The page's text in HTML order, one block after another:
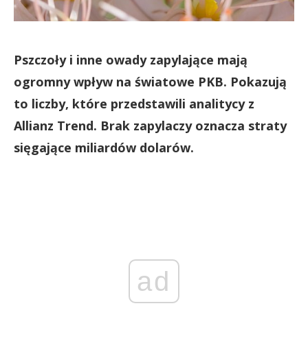
Pszczoły i inne owady zapylające mają
ogromny wpływ na światowe PKB. Pokazują
to liczby, które przedstawili analitycy z
Allianz Trend. Brak zapylaczy oznacza straty
sięgające miliardów dolarów.
ad